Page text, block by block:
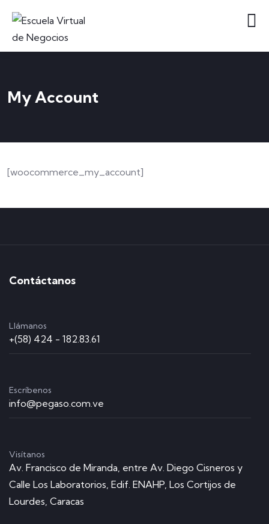
My Account
[woocommerce_my_account]
Contáctanos
Llámanos
+(58) 424 - 182.83.61
Escríbenos
info@pegaso.com.ve
Visítanos
Av. Francisco de Miranda, entre Av. Diego Cisneros y
Calle Los Laboratorios, Edif. ENAHP, Los Cortijos de
Lourdes, Caracas